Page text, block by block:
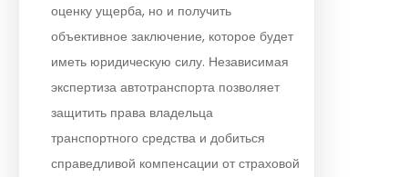
оценку ущерба, но и получить
объективное заключение, которое будет
иметь юридическую силу. Независимая
экспертиза автотранспорта позволяет
защитить права владельца
транспортного средства и добиться
справедливой компенсации от страховой